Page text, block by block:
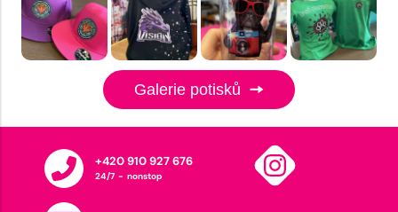
Galerie potisků
+420 910 927 676
24/7 - nonstop